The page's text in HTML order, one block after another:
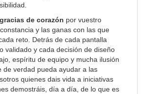
gracias de corazón por vuestro
y las ganas con las que
reto. Detrás de cada pantalla
validado y cada decisión de diseño
espíritu de equipo y mucha ilusión
de verdad pueda ayudar a las
quienes dais vida a iniciativas
demostráis, día a día, de lo que es